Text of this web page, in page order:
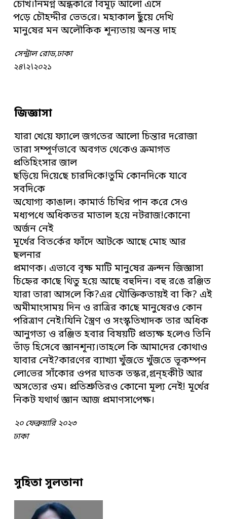
‌চোখ।নিমগ্ন অন্ধকা‌রে বিমূঢ় আলো এসে
প‌ড়ে চৌহদ্দীর ভেত‌রে। মহাকাল ছুঁ‌য়ে দে‌খি
মানু‌ষের মন অলৌ‌কিক শূন্যতায় অনন্ত দাহ
সেন্ট্রাল রোড,ঢাকা
‌২৪\২\২০২১
জিজ্ঞাসা
যারা খে‌য়ে ফ্যা‌লে জগ‌তের আলো ‌চিন্তার দ‌রোজা
তারা সম্পূর্ণভা‌বে অবগত থে‌কেও ক্রমাগত
প্র‌তিহিংসার ‌জাল
ছ‌ড়ি‌য়ে দি‌য়ে‌ছে চার‌দি‌কে!তু‌মি কোন‌দি‌কে যা‌বে
সব‌দি‌কে
অ‌যোগ্য কাঙাল। কামার্ত চি‌খির পান ক‌রে সেও
মধ্যপ‌ধে অধিকতর মাতাল হ‌য়ে নটরাজ!কোনো
অর্জন নেই
মূর্খের বিত‌র্কের ফাঁ‌দে আট‌কে আছে মোহ আর
ছলনার
প্রমাণক। এভা‌বে বৃক্ষ মা‌টি মানু‌ষের ক্রন্দন ‌জিজ্ঞাসা
‌চি‌হ্নের কা‌ছে থিতু হ‌য়ে আছে বহুদিন। বহু র‌ঙে র‌ঞ্জিত
যারা তারা আস‌লে কি?এর যৌ‌ক্তিকতায়ই বা কি? এই
অমীমাংসাময় দিন ও রা‌ত্রির কা‌ছে মানু‌ষেরও কোন
প‌রিত্রাণ নেই।যি‌নি স্ত্রৈণ ও সংস্কৃ‌তিখাদ‌ক তার অধিক
আনুগত্য ও রঞ্জিত হবার বিষয়‌টি প্রত্যক্ষ হ‌লেও তি‌নি
ভাঁড় হি‌সে‌বে জ্ঞানশূন্য।তাহ‌লে কি আমা‌দের কোথাও
যাবার নেই?কার‌ণের ব্যাখ্যা খুঁজ‌তে খুঁজ‌তে ভূকম্পন
‌লো‌ভের সাঁ‌কোর ওপর ঘাতক তস্কর,গ্রন্হকীট আর
অস‌ত্যের ওম। প্র‌তিশ্রু‌তিরও কোনো মূল্য ‌নেই! মূ‌র্খের
‌নিকট যথার্থ জ্ঞান আজ প্রমাণসা‌পেক্ষ।
২০ ফেব্রুয়া‌রি ২০২৩
ঢাকা
সুহিতা সুলতানা